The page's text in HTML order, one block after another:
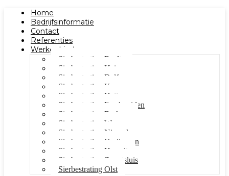
Home
Bedrijfsinformatie
Contact
Referenties
Werkgebied
Sierbestrating Raalte
Sierbestrating Heino
Sierbestrating Dalfsen
Sierbestrating Kampen
Sierbestrating Hattem
Sierbestrating Ijsselmuiden
Sierbestrating Berkum
Sierbestrating Wezep
Sierbestrating Nieuwleusen
Sierbestrating Oudleusen
Sierbestrating Hasselt
Sierbestrating Zwartsluis
Sierbestrating Olst